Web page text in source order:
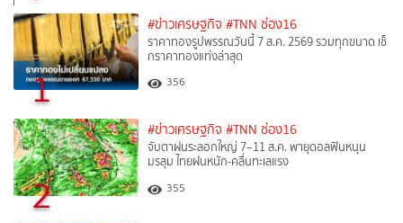
1
#ข่าวเศรษฐกิจ #TNN ช่อง16
ราคาทองรูปพรรณวันนี้ 7 ส.ค. 2569 รวมทุกขนาด เช็
กราคาทองแท่งล่าสุด
356
2
#ข่าวเศรษฐกิจ #TNN ช่อง16
จับตาฝนระลอกใหญ่ 7–11 ส.ค. พายุดอลฟินหนุน
มรสุม ไทยฝนหนัก-คลื่นทะเลแรง
355